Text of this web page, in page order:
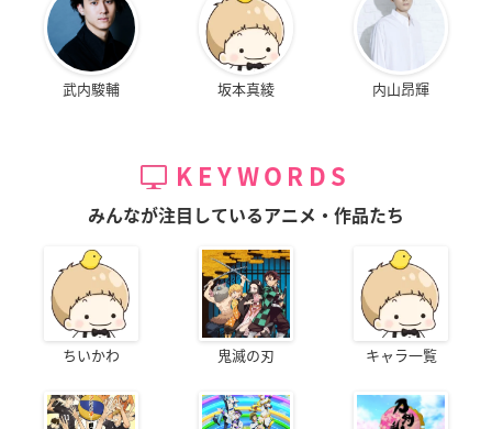
武内駿輔 坂本真綾 内山昂輝
KEYWORDS
みんなが注目しているアニメ・作品たち
ちいかわ 鬼滅の刃 キャラ一覧